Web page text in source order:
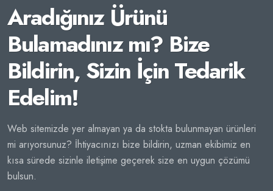
Aradığınız Ürünü
Bulamadınız mı? Bize
Bildirin, Sizin İçin Tedarik
Edelim!
Web sitemizde yer almayan ya da stokta bulunmayan ürünleri
mi arıyorsunuz? İhtiyacınızı bize bildirin, uzman ekibimiz en
kısa sürede sizinle iletişime geçerek size en uygun çözümü
bulsun.